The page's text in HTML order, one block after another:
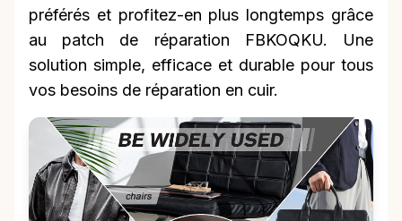
préférés et profitez-en plus longtemps grâce
au patch de réparation FBKOQKU. Une
solution simple, efficace et durable pour tous
vos besoins de réparation en cuir.